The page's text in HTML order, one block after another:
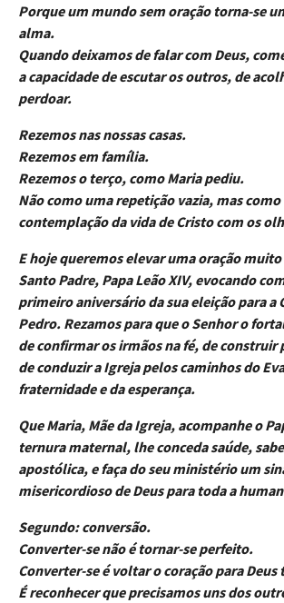
Porque um mundo sem oração torna-se
alma.
Quando deixamos de falar com Deus,
a capacidade de escutar os outros, de
perdoar.
Rezemos nas nossas casas.
Rezemos em família.
Rezemos o terço, como Maria pediu.
Não como uma repetição vazia, mas
contemplação da vida de Cristo com os
E hoje queremos elevar uma oração
Santo Padre, Papa Leão XIV, evocando
primeiro aniversário da sua eleição para a
Pedro. Rezamos para que o Senhor o
de confirmar os irmãos na fé, de construir
de conduzir a Igreja pelos caminhos do
fraternidade e da esperança.
Que Maria, Mãe da Igreja, acompanhe o
ternura maternal, lhe conceda saúde,
apostólica, e faça do seu ministério um
misericordioso de Deus para toda a
Segundo: conversão.
Converter-se não é tornar-se perfeito.
Converter-se é voltar o coração para Deus
É reconhecer que precisamos uns dos